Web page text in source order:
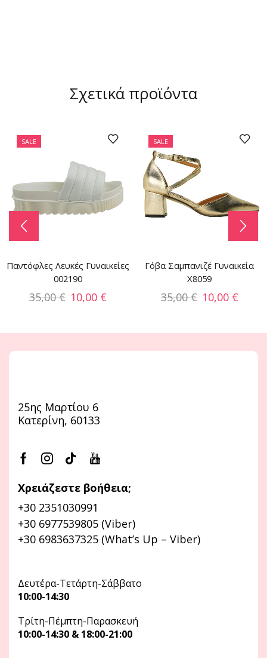
Σχετικά προϊόντα
SALE
Παντόφλες Λευκές Γυναικείες
002190
35,00€ 10,00 €
SALE
Γόβα Σαμπανιζέ Γυναικεία
X8059
35,00€ 10,00 €
25ης Μαρτίου 6
Κατερίνη, 60133
Χρειάζεστε βοήθεια;
+30 2351030991
+30 6977539805 (Viber)
+30 6983637325 (What’s Up – Viber)
Δευτέρα-Τετάρτη-Σάββατο
10:00-14:30
Τρίτη-Πέμπτη-Παρασκευή
10:00-14:30 & 18:00-21:00